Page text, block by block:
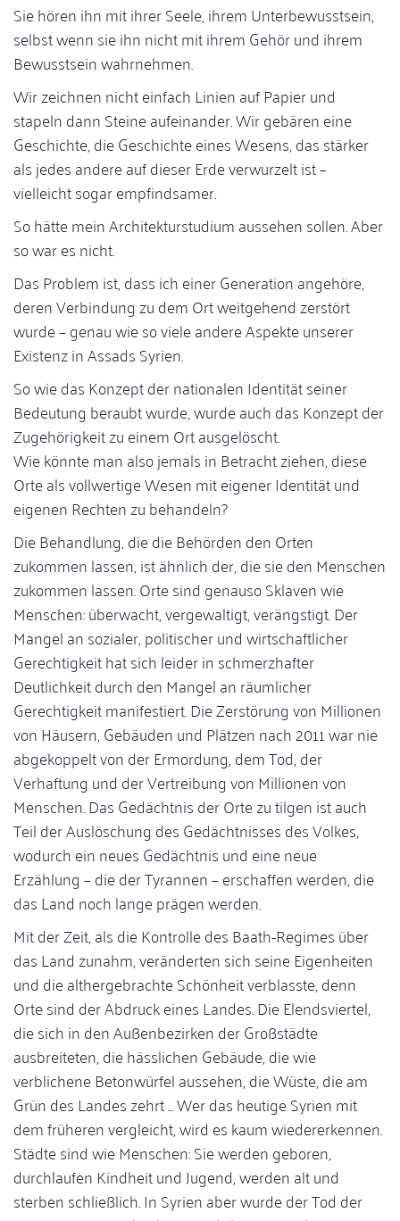
Sie hören ihn mit ihrer Seele, ihrem Unterbewusstsein,
selbst wenn sie ihn nicht mit ihrem Gehör und ihrem
Bewusstsein wahrnehmen.
Wir zeichnen nicht einfach Linien auf Papier und
stapeln dann Steine aufeinander. Wir gebären eine
Geschichte, die Geschichte eines Wesens, das stärker
als jedes andere auf dieser Erde verwurzelt ist –
vielleicht sogar empfindsamer.
So hätte mein Architekturstudium aussehen sollen. Aber
so war es nicht.
Das Problem ist, dass ich einer Generation angehöre,
deren Verbindung zu dem Ort weitgehend zerstört
wurde – genau wie so viele andere Aspekte unserer
Existenz in Assads Syrien.
So wie das Konzept der nationalen Identität seiner
Bedeutung beraubt wurde, wurde auch das Konzept der
Zugehörigkeit zu einem Ort ausgelöscht.
Wie könnte man also jemals in Betracht ziehen, diese
Orte als vollwertige Wesen mit eigener Identität und
eigenen Rechten zu behandeln?
Die Behandlung, die die Behörden den Orten
zukommen lassen, ist ähnlich der, die sie den Menschen
zukommen lassen. Orte sind genauso Sklaven wie
Menschen: überwacht, vergewaltigt, verängstigt. Der
Mangel an sozialer, politischer und wirtschaftlicher
Gerechtigkeit hat sich leider in schmerzhafter
Deutlichkeit durch den Mangel an räumlicher
Gerechtigkeit manifestiert. Die Zerstörung von Millionen
von Häusern, Gebäuden und Plätzen nach 2011 war nie
abgekoppelt von der Ermordung, dem Tod, der
Verhaftung und der Vertreibung von Millionen von
Menschen. Das Gedächtnis der Orte zu tilgen ist auch
Teil der Auslöschung des Gedächtnisses des Volkes,
wodurch ein neues Gedächtnis und eine neue
Erzählung – die der Tyrannen – erschaffen werden, die
das Land noch lange prägen werden.
Mit der Zeit, als die Kontrolle des Baath-Regimes über
das Land zunahm, veränderten sich seine Eigenheiten
und die althergebrachte Schönheit verblasste, denn
Orte sind der Abdruck eines Landes. Die Elendsviertel,
die sich in den Außenbezirken der Großstädte
ausbreiteten, die hässlichen Gebäude, die wie
verblichene Betonwürfel aussehen, die Wüste, die am
Grün des Landes zehrt ... Wer das heutige Syrien mit
dem früheren vergleicht, wird es kaum wiedererkennen.
Städte sind wie Menschen: Sie werden geboren,
durchlaufen Kindheit und Jugend, werden alt und
sterben schließlich. In Syrien aber wurde der Tod der